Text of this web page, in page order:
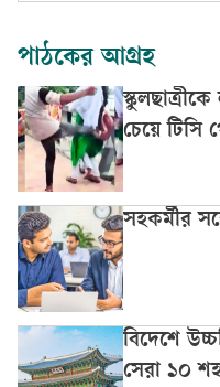
পাঠকের আগ্রহ
চেয়ে টিসি
সহকর্মীর
বিদেশে
সেরা ১০